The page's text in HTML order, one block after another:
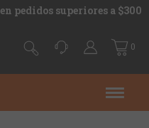
en pedidos superiores a $300
0